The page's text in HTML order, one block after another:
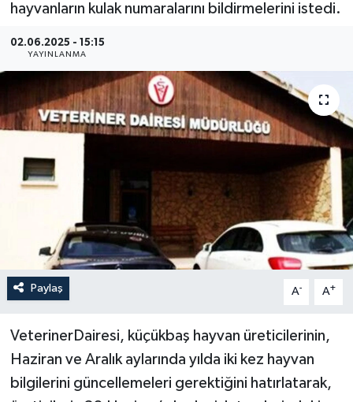
hayvanların kulak numaralarını bildirmelerini istedi.
02.06.2025 - 15:15
YAYINLANMA
Paylaş A- A+
VeterinerDairesi, küçükbaş hayvan üreticilerinin,
Haziran ve Aralık aylarında yılda iki kez hayvan
bilgilerini güncellemeleri gerektiğini hatırlatarak,